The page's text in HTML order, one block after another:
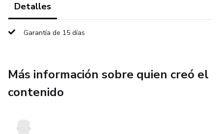
Detalles
Garantía de 15 días
Más información sobre quien creó el
contenido